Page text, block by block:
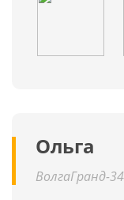
Ольга
ВолгаГранд-